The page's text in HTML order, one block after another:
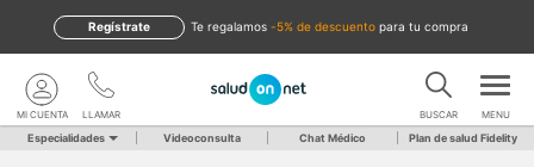
te regalamos -5% de descuento para tu compra
Regístrate
LLAMAR
MI CUENTA BUSCAR MENU
Especialidades Videoconsulta Chat Médico Plan de salud Fidelity